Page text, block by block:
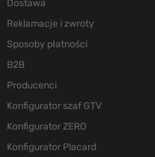
Dostawa
Reklamacje i zwroty
Sposoby płatności
B2B
Producenci
Konfigurator szaf GTV
Konfigurator ZERO
Konfigurator Placard